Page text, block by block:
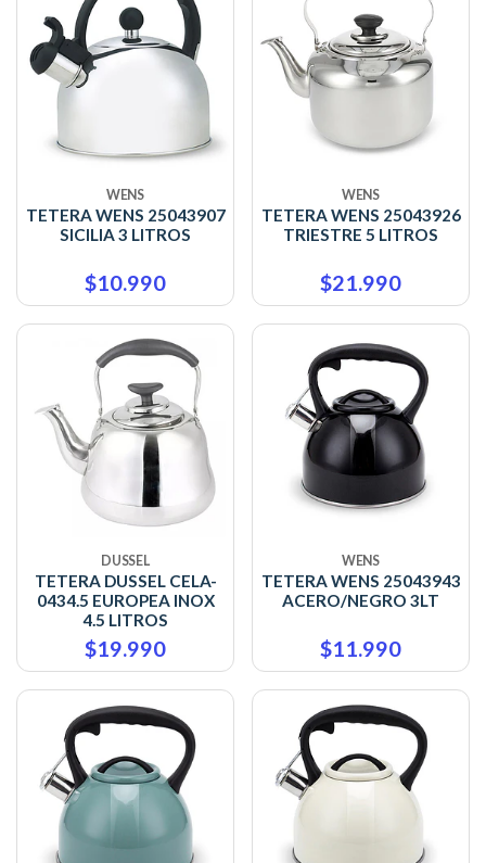
WENS
TETERA WENS 25043907
SICILIA 3 LITROS
$10.990
WENS
TETERA WENS 25043926
TRIESTRE 5 LITROS
$21.990
DUSSEL
TETERA DUSSEL CELA-
0434.5 EUROPEA INOX
4.5 LITROS
$19.990
WENS
TETERA WENS 25043943
ACERO/NEGRO 3LT
$11.990